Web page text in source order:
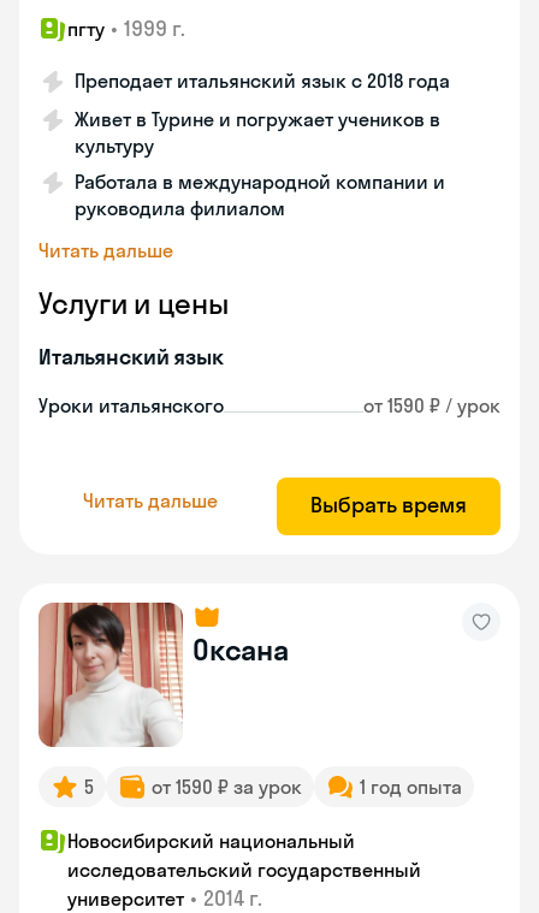
пгту • 1999 г.
Преподает итальянский язык с 2018 года
Живет в Турине и погружает учеников в
культуру
Работала в международной компании и
руководила филиалом
Читать дальше
Услуги и цены
Итальянский язык
Уроки итальянского от 1590 ₽ / урок
Читать дальше Выбрать время
Оксана
5 от 1590 ₽ за урок 1 год опыта
Новосибирский национальный
исследовательский государственный
университет • 2014 г.